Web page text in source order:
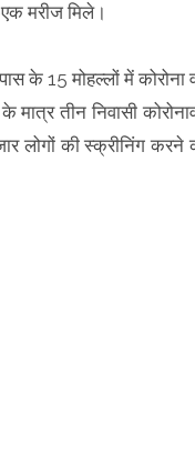
मरीज मिले।
के 15 मोहल्लों में कोरोना
तीन निवासी
लोगों की स्क्रीनिंग करने